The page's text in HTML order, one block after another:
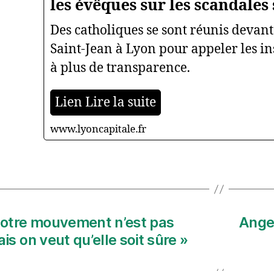
les évêques sur les scandales
Des catholiques se sont réunis
Saint-Jean à Lyon pour appeler les
à plus de transparence.
Lien Lire la suite
www.lyoncapitale.fr
mouvement n’est pas
on veut qu’elle soit sûre »